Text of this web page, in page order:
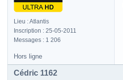
Lieu : Atlantis
Inscription : 25-05-2011
Messages : 1 206
Hors ligne
Cédric 1162